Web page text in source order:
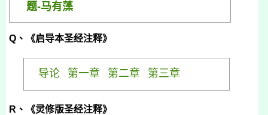
题-马有藻
Q 、《启导本圣经注释》
导论 第一章 第二章 第三章
R 、《灵修版圣经注释》